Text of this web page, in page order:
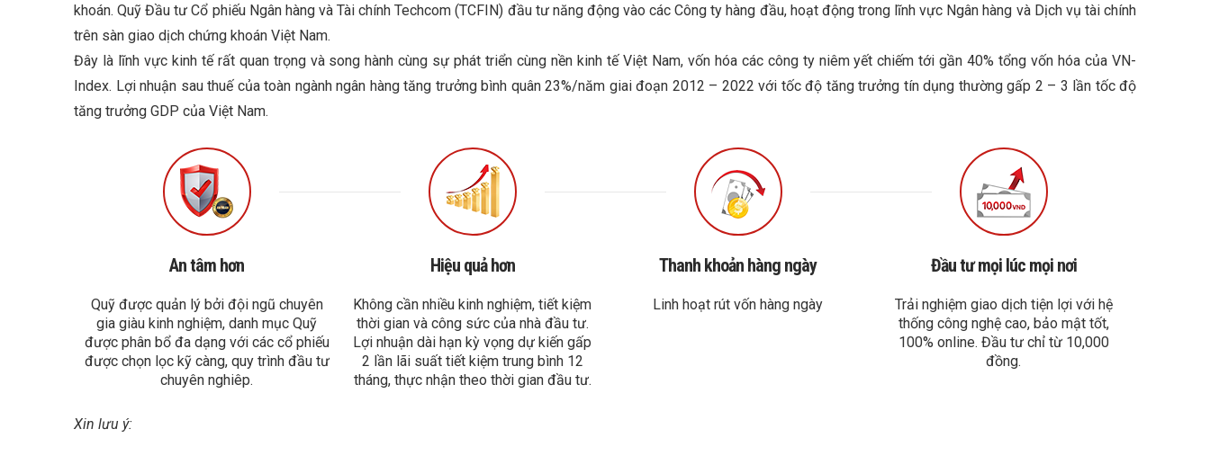
khoán. Quỹ Đầu tư Cổ phiếu Ngân hàng và Tài chính Techcom (TCFIN) đầu tư năng động vào các Công ty hàng đầu, hoạt động trong lĩnh vực Ngân hàng và Dịch vụ tài chính
trên sàn giao dịch chứng khoán Việt Nam.
Đây là lĩnh vực kinh tế rất quan trọng và song hành cùng sự phát triển cùng nền kinh tế Việt Nam, vốn hóa các công ty niêm yết chiếm tới gần 40% tổng vốn hóa của VN-
Index. Lợi nhuận sau thuế của toàn ngành ngân hàng tăng trưởng bình quân 23%/năm giai đoạn 2012 – 2022 với tốc độ tăng trưởng tín dụng thường gấp 2 – 3 lần tốc độ
tăng trưởng GDP của Việt Nam.
An tâm hơn
Quỹ được quản lý bởi đội ngũ chuyên
gia giàu kinh nghiệm, danh mục Quỹ
được phân bổ đa dạng với các cổ phiếu
được chọn lọc kỹ càng, quy trình đầu tư
chuyên nghiêp.
Hiệu quả hơn
Không cần nhiều kinh nghiệm, tiết kiệm
thời gian và công sức của nhà đầu tư.
Lợi nhuận dài hạn kỳ vọng dự kiến gấp
2 lần lãi suất tiết kiệm trung bình 12
tháng, thực nhận theo thời gian đầu tư.
Thanh khoản hàng ngày
Linh hoạt rút vốn hàng ngày
Đầu tư mọi lúc mọi nơi
Trải nghiệm giao dịch tiện lợi với hệ
thống công nghệ cao, bảo mật tốt,
100% online. Đầu tư chỉ từ 10,000
đồng.
Xin lưu ý: